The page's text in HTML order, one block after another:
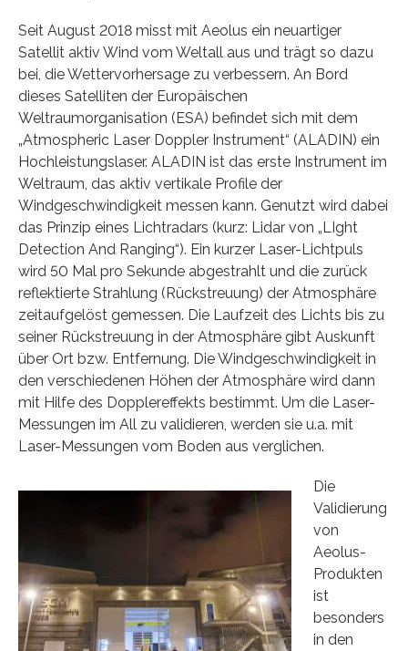
Seit August 2018 misst mit Aeolus ein neuartiger
Satellit aktiv Wind vom Weltall aus und trägt so dazu
bei, die Wettervorhersage zu verbessern. An Bord
dieses Satelliten der Europäischen
Weltraumorganisation (ESA) befindet sich mit dem
„Atmospheric Laser Doppler Instrument“ (ALADIN) ein
Hochleistungslaser. ALADIN ist das erste Instrument im
Weltraum, das aktiv vertikale Profile der
Windgeschwindigkeit messen kann. Genutzt wird dabei
das Prinzip eines Lichtradars (kurz: Lidar von „LIght
Detection And Ranging“). Ein kurzer Laser-Lichtpuls
wird 50 Mal pro Sekunde abgestrahlt und die zurück
reflektierte Strahlung (Rückstreuung) der Atmosphäre
zeitaufgelöst gemessen. Die Laufzeit des Lichts bis zu
seiner Rückstreuung in der Atmosphäre gibt Auskunft
über Ort bzw. Entfernung. Die Windgeschwindigkeit in
den verschiedenen Höhen der Atmosphäre wird dann
mit Hilfe des Dopplereffekts bestimmt. Um die Laser-
Messungen im All zu validieren, werden sie u.a. mit
Laser-Messungen vom Boden aus verglichen.
Die
Validierung
von
Aeolus-
Produkten
ist
besonders
in den